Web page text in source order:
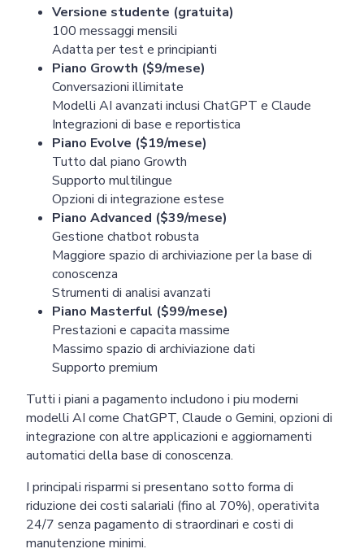
Versione studente (gratuita)
100 messaggi mensili
Adatta per test e principianti
Piano Growth ($9/mese)
Conversazioni illimitate
Modelli AI avanzati inclusi ChatGPT e Claude
Integrazioni di base e reportistica
Piano Evolve ($19/mese)
Tutto dal piano Growth
Supporto multilingue
Opzioni di integrazione estese
Piano Advanced ($39/mese)
Gestione chatbot robusta
Maggiore spazio di archiviazione per la base di
conoscenza
Strumenti di analisi avanzati
Piano Masterful ($99/mese)
Prestazioni e capacita massime
Massimo spazio di archiviazione dati
Supporto premium
Tutti i piani a pagamento includono i piu moderni
modelli AI come ChatGPT, Claude o Gemini, opzioni di
integrazione con altre applicazioni e aggiornamenti
automatici della base di conoscenza.
I principali risparmi si presentano sotto forma di
riduzione dei costi salariali (fino al 70%), operativita
24/7 senza pagamento di straordinari e costi di
manutenzione minimi.